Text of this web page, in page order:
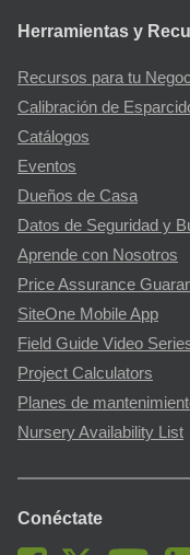
Herramientas y
Recursos para tu
Calibración de
Catálogos
Eventos
Dueños de Casa
Datos de Seguridad y
Aprende con Nosotros
Price Assurance
SiteOne Mobile App
Field Guide Video
Project Calculators
Planes de
Nursery Availability List
Conéctate